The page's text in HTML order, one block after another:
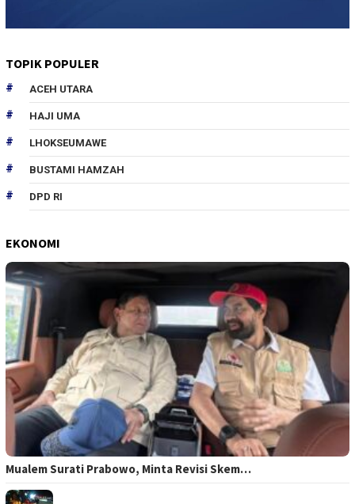
TOPIK POPULER
ACEH UTARA
HAJI UMA
LHOKSEUMAWE
BUSTAMI HAMZAH
DPD RI
EKONOMI
Mualem Surati Prabowo, Minta Revisi Skem…